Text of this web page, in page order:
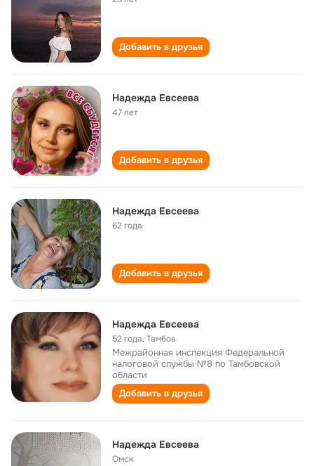
Добавить в друзья
Надежда Евсеева
47 лет
Добавить в друзья
Надежда Евсеева
62 года
Добавить в друзья
Надежда Евсеева
52 года,Тамбов
Межрайонная инспекция Федеральной
налоговой службы №8 по Тамбовской
области
Добавить в друзья
Надежда Евсеева
Омск